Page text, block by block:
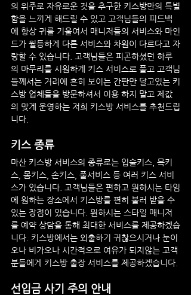
의 위주로 자유로운 것을 추구한 키스방만의 특별
함을 느끼게 해드릴 수 있고 고객님들의 피드백
에 항상 귀를 기울여서 매니저들의 서비스와 마인
드가 월등하게 다른 서비스와 차원이 다르다고 자
랑할 수 있습니다. 고객님들은 피곤하셨던 하루
의 마무리를 시원하게 키스 서비스로 풀고 고객님
들께서는 거리에 흔히 보이는 간판만 달고있는 키
스방 업체들을 방문하셔서 이용 하지 말고 제값
의 맞게 운영하는 저희 키스방 서비스를 추천드립
니다.
키스 종류
마산 키스방 서비스의 종류로는 입술키스, 목키
스, 몸키스, 손키스, 풀서비스 등 여러 키스 서비
스가 있습니다. 고객님들은 편하고 원하시는 타임
에 원하는 장소에서 키스방를 편히 불러 받을 수
있는 장점이 있습니다. 원하시는 스타일 매니저
를 예약 상담을 통해 최대한 서비스를 제공하겠습
니다. 키스방에서는 외출하기 귀찮으시거나 눈이
오나 비가오나 시간적으로 여유가 되지않는 고객
분들에게 키스방 출장 서비스를 제공하겠습니다.
선입금 사기 주의 안내